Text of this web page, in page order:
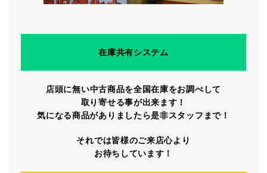
在庫共有システム
店頭に無い中古商品を全国在庫をお調べして
取り寄せる事が出来ます！
気になる商品がありましたら是非スタッフまで！
それでは皆様のご来店心より
お待ちしています！